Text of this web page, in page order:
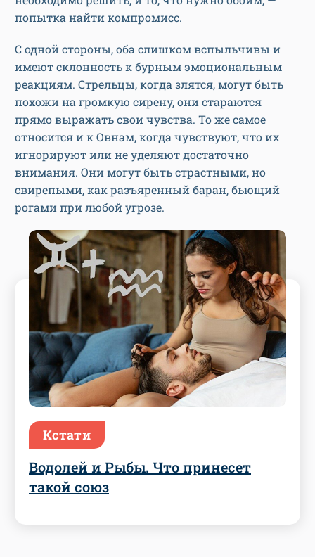
попытка найти компромисс.
С одной стороны, оба слишком вспыльчивы и
имеют склонность к бурным эмоциональным
реакциям. Стрельцы, когда злятся, могут быть
похожи на громкую сирену, они стараются
прямо выражать свои чувства. То же самое
относится и к Овнам, когда чувствуют, что их
игнорируют или не уделяют достаточно
внимания. Они могут быть страстными, но
свирепыми, как разъяренный баран, бьющий
рогами при любой угрозе.
Кстати
Водолей и Рыбы. Что принесет
такой союз